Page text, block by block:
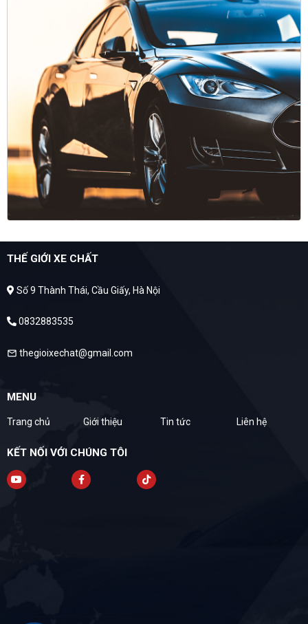
THẾ GIỚI XE CHẤT
Số 9 Thành Thái, Cầu Giấy, Hà Nội
0832883535
mail thegioixechat@gmail.com
MENU
Trang chủ Giới thiệu Tin tức Liên hệ
KẾT NỐI VỚI CHÚNG TÔI